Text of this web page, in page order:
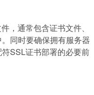
，通常包含证书文件、
同时要确保拥有服务器
SSL证书部署的必要前